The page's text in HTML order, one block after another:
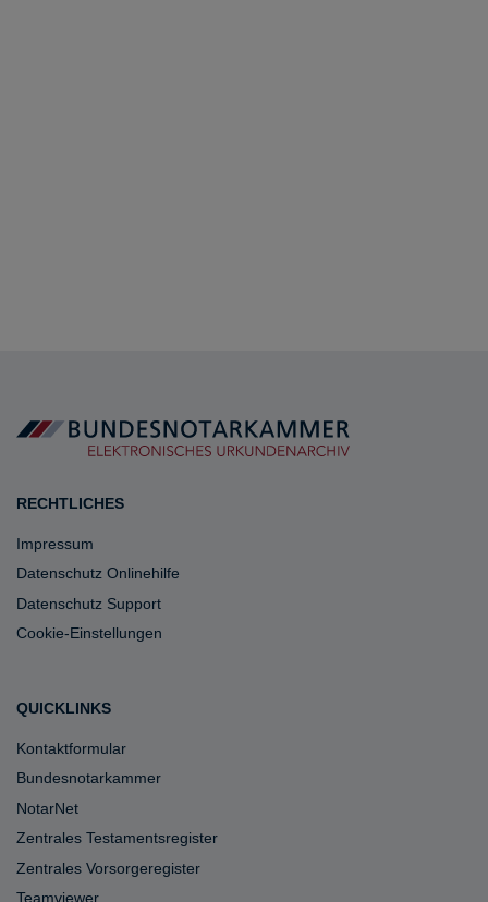
RECHTLICHES
Impressum
Datenschutz Onlinehilfe
Datenschutz Support
Cookie-Einstellungen
QUICKLINKS
Kontaktformular
Bundesnotarkammer
NotarNet
Zentrales Testamentsregister
Zentrales Vorsorgeregister
Teamviewer